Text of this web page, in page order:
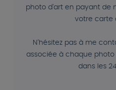
photo d'art en payant de
votre carte
N'hésitez pas à me
associée à chaque photo
dans les